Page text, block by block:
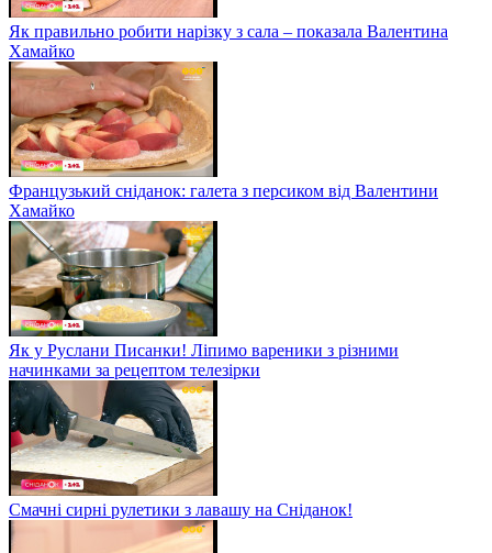
Як правильно робити нарізку з сала – показала Валентина
Хамайко
Французький сніданок: галета з персиком від Валентини
Хамайко
Як у Руслани Писанки! Ліпимо вареники з різними
начинками за рецептом телезірки
Смачні сирні рулетики з лавашу на Сніданок!